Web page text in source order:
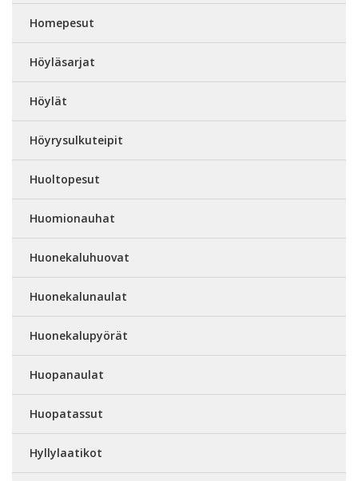
Homepesut
Höyläsarjat
Höylät
Höyrysulkuteipit
Huoltopesut
Huomionauhat
Huonekaluhuovat
Huonekalunaulat
Huonekalupyörät
Huopanaulat
Huopatassut
Hyllylaatikot